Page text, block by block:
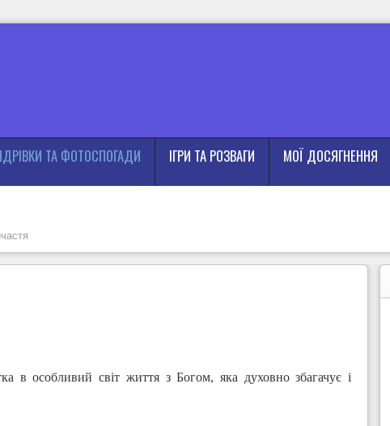
ТА ФОТОСПОГАДИ ІГРИ ТА РОЗВАГИ МОЇ ДОСЯГНЕННЯ
в особливий світ життя з Богом, яка духовно збагачує і